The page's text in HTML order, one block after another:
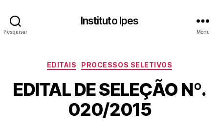
Pesquisar
Instituto Ipes
Menu
Categorias
EDITAIS PROCESSOS SELETIVOS
EDITAL DE SELEÇÃO Nº.
020/2015